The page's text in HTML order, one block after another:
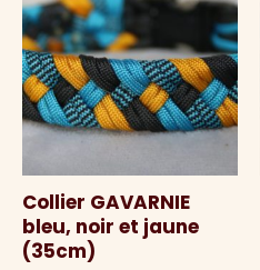
Collier GAVARNIE
bleu, noir et jaune
(35cm)